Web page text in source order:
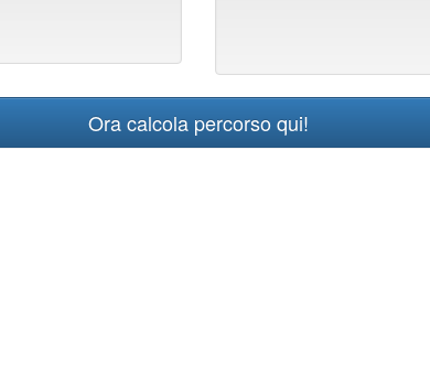
Ora calcola percorso qui!